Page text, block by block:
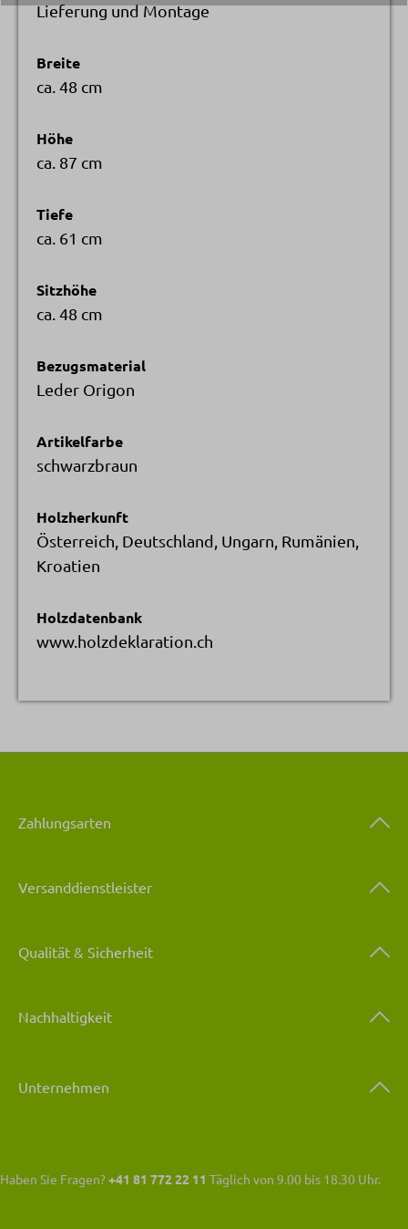
Lieferung und Montage
Breite
ca. 48 cm
Höhe
ca. 87 cm
Tiefe
ca. 61 cm
Sitzhöhe
ca. 48 cm
Bezugsmaterial
Leder Origon
Artikelfarbe
schwarzbraun
Holzherkunft
Österreich, Deutschland, Ungarn, Rumänien,
Kroatien
Holzdatenbank
www.holzdeklaration.ch
Zahlungsarten
Versanddienstleister
Qualität & Sicherheit
Nachhaltigkeit
Unternehmen
Haben Sie Fragen?+41 81 772 22 11 Täglich von 9.00 bis 18.30 Uhr.